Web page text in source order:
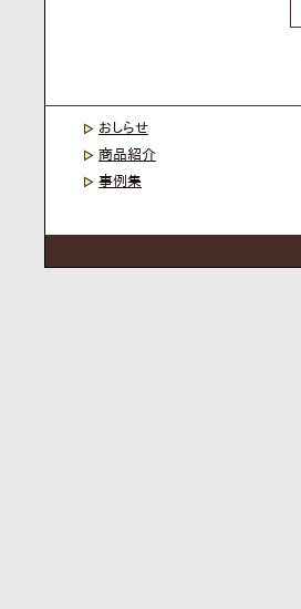
おしらせ
商品紹介
事例集